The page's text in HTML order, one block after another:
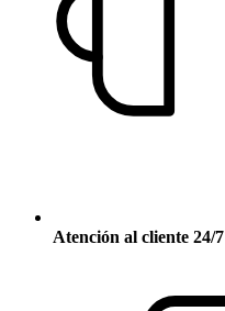
Atención al cliente 24/7